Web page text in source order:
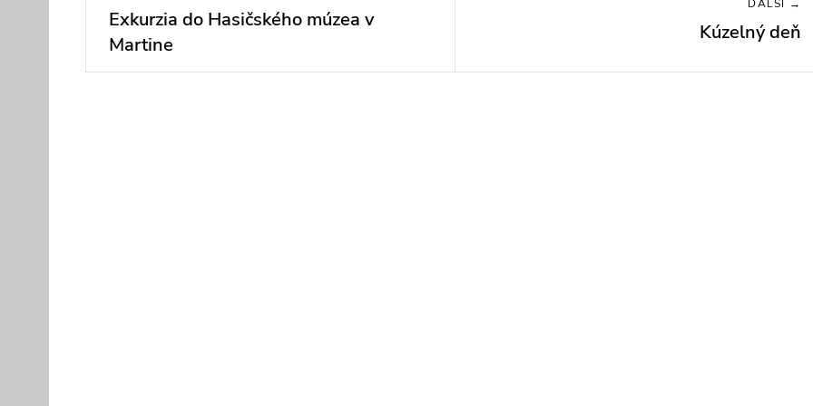
článku
Previous
post:
Exkurzia do Hasičského múzea v
Martine
ĎALŠÍ →
Next
Kúzelný deň